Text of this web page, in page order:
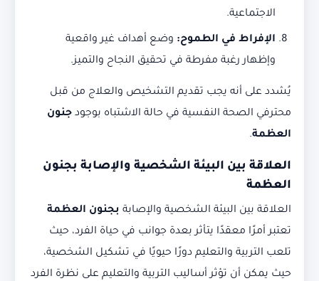
الاجتماعية.
الإفراط في الطموح: وضع أهداف غير واقعية
وإظهار رغبة مفرطة في تحقيق النجاح والتميز.
يُشدد على أنه يجب تقديم التشخيص والعلاج من قبل
محترفي الصحة النفسية في حالة الاشتباه بوجود جنون
العظمة.
العلاقة بين البيئة الشخصية والإصابة بجنون
العظمة
العلاقة بين البيئة الشخصية والإصابة بجنون العظمة
تعتبر أمرًا معقدًا يتأثر بعدة جوانب في حياة الفرد، حيث
تلعب التربية والتعليم دورًا حيويًا في تشكيل الشخصية،
حيث يمكن أن تؤثر أساليب التربية والتعليم على نظرة الفرد